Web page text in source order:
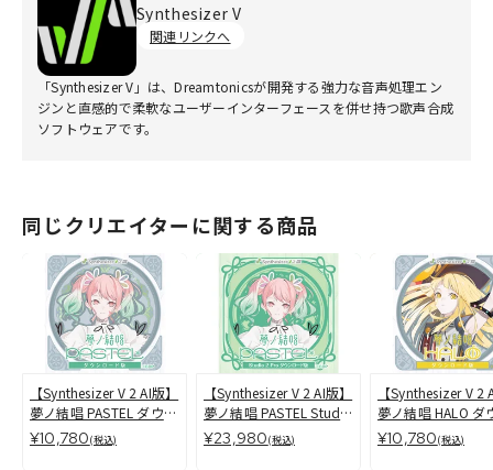
Synthesizer V
関連リンクへ
「Synthesizer V」は、Dreamtonicsが開発する強力な音声処理エン
ジンと直感的で柔軟なユーザーインターフェースを併せ持つ歌声合成
ソフトウェアです。
同じクリエイターに関する商品
【Synthesizer V 2 AI版】
夢ノ結唱 PASTEL ダウン
ロード版
¥10,780(税込)
【Synthesizer V 2 AI版】
夢ノ結唱 PASTEL Studio
2 Pro ダウンロード版
¥23,980(税込)
【Synthesizer V 2
夢ノ結唱 HALO ダ
ード版
¥10,780(税込)